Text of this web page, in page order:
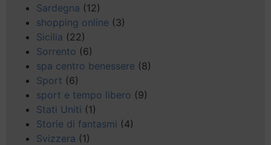
Sardegna (12)
shopping online (3)
Sicilia (22)
Sorrento (6)
spa centro benessere (8)
Sport (6)
sport e tempo libero (9)
Stati Uniti (1)
Storie di fantasmi (4)
Svizzera (1)